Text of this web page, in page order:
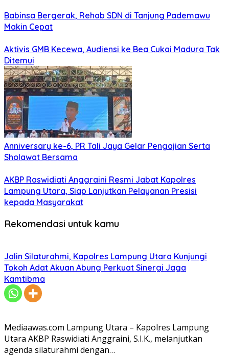
Babinsa Bergerak, Rehab SDN di Tanjung Pademawu
Makin Cepat
Aktivis GMB Kecewa, Audiensi ke Bea Cukai Madura Tak
Ditemui
Anniversary ke-6, PR Tali Jaya Gelar Pengajian Serta
Sholawat Bersama
AKBP Raswidiati Anggraini Resmi Jabat Kapolres
Lampung Utara, Siap Lanjutkan Pelayanan Presisi
kepada Masyarakat
Rekomendasi untuk kamu
Jalin Silaturahmi, Kapolres Lampung Utara Kunjungi
Tokoh Adat Akuan Abung Perkuat Sinergi Jaga
Kamtibma
Mediaawas.com Lampung Utara – Kapolres Lampung
Utara AKBP Raswidiati Anggraini, S.I.K., melanjutkan
agenda silaturahmi dengan…